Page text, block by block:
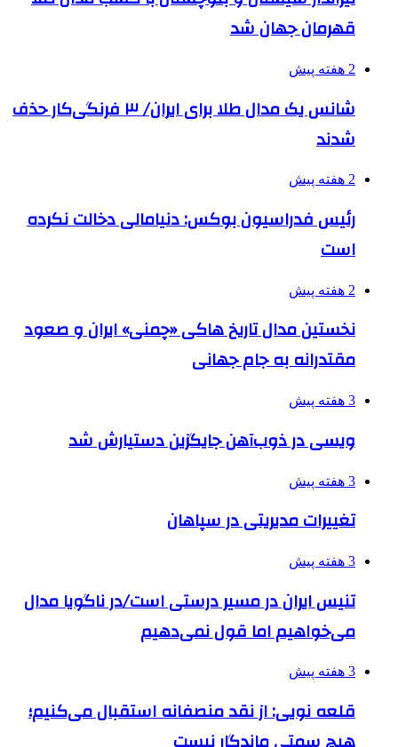
قهرمان جهان شد
2 هفته پیش
شانس یک مدال طلا برای ایران/ ۳ فرنگی‌کار حذف
شدند
2 هفته پیش
رئیس فدراسیون بوکس: دنیامالی دخالت نکرده
است
2 هفته پیش
نخستین مدال تاریخ هاکی «چمنی» ایران و صعود
مقتدرانه به جام جهانی
3 هفته پیش
ویسی در ذوب‌آهن جایگزین دستیارش شد
3 هفته پیش
تغییرات مدیریتی در سپاهان
3 هفته پیش
تنیس ایران در مسیر درستی است/در ناگویا مدال
می‌خواهیم اما قول نمی‌دهیم
3 هفته پیش
قلعه نویی: از نقد منصفانه استقبال می‌کنیم؛